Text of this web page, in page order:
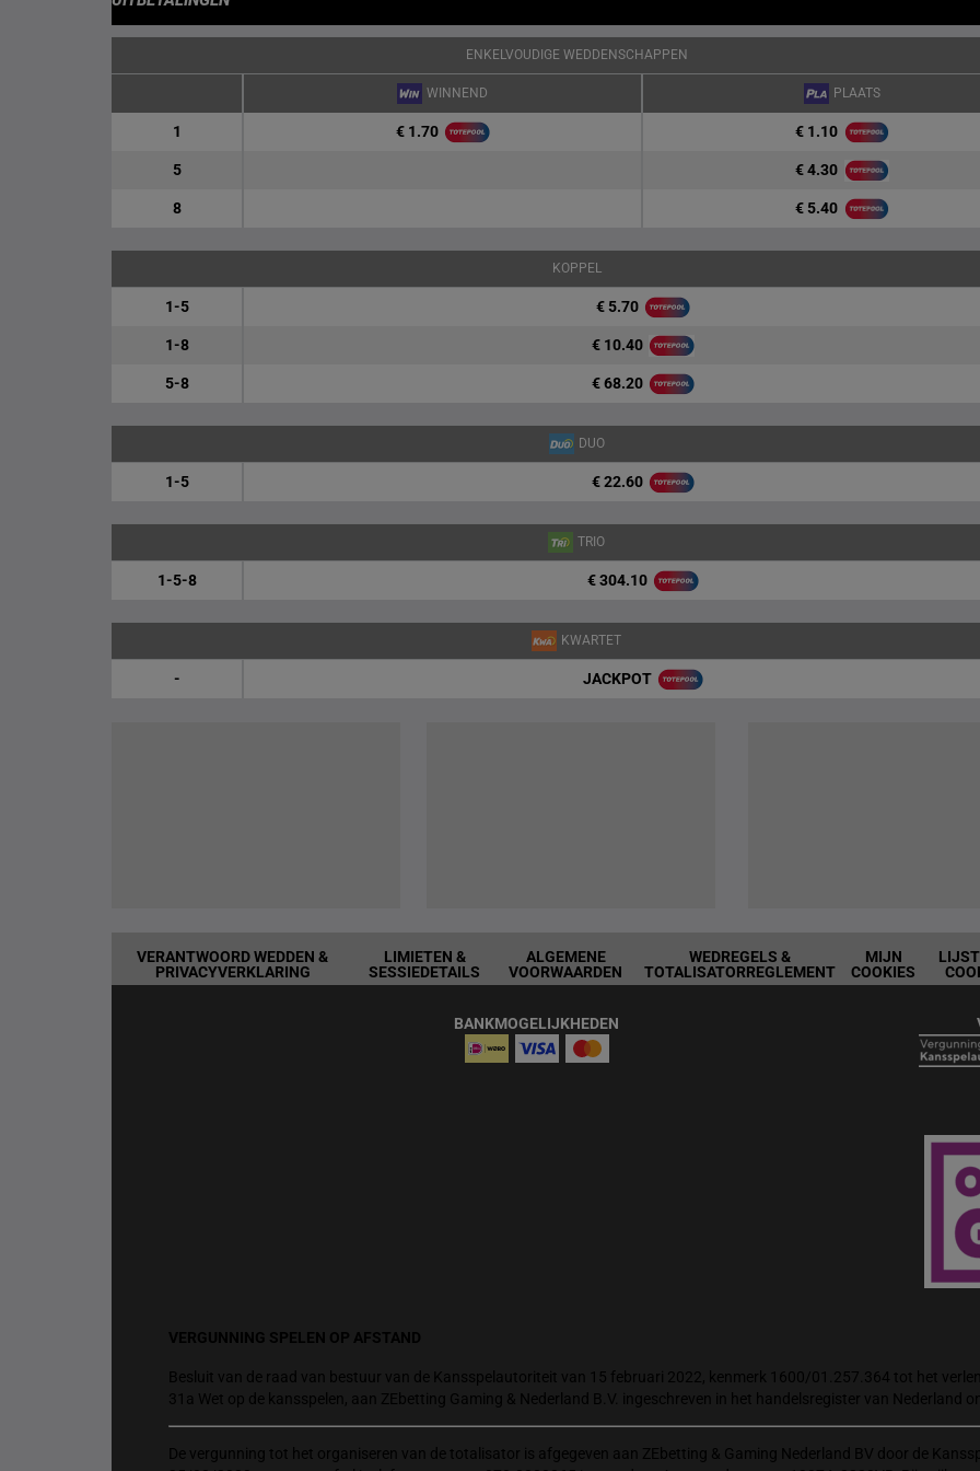
ENKELVOUDIGE WEDDENSCHAPPEN
WINNEND PLAATS
1 € 1.70 € 1.10
5 € 4.30
8 € 5.40
KOPPEL
1-5 € 5.70
1-8 € 10.40
5-8 € 68.20
DUO
1-5 € 22.60
TRIO
1-5-8 € 304.10
KWARTET
- JACKPOT
VERANTWOORD WEDDEN &
PRIVACYVERKLARING
LIMIETEN &
SESSIEDETAILS
ALGEMENE
VOORWAARDEN
WEDREGELS &
TOTALISATORREGLEMENT
MIJN
COOKIES
BANKMOGELIJKHEDEN
VERGUNNING SPELEN OP AFSTAND
Besluit van de raad van bestuur van de Kansspelautoriteit van 15 februari 2022, kenmerk 1600/01.257.364 tot het
31a Wet op de kansspelen, aan ZEbetting Gaming & Nederland B.V. ingeschreven in het handelsregister van Nederland
De vergunning tot het organiseren van de totalisator is afgegeven aan ZEbetting & Gaming Nederland BV door de